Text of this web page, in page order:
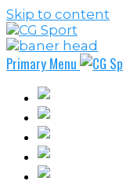
Skip to content
Primary Menu